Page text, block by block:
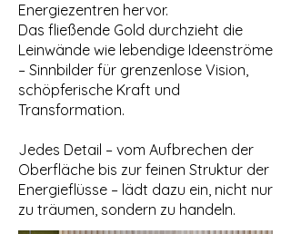
Energiezentren hervor.
Das fließende Gold durchzieht die
Leinwände wie lebendige Ideenströme
– Sinnbilder für grenzenlose Vision,
schöpferische Kraft und
Transformation.
Jedes Detail – vom Aufbrechen der
Oberfläche bis zur feinen Struktur der
Energieflüsse – lädt dazu ein, nicht nur
zu träumen, sondern zu handeln.